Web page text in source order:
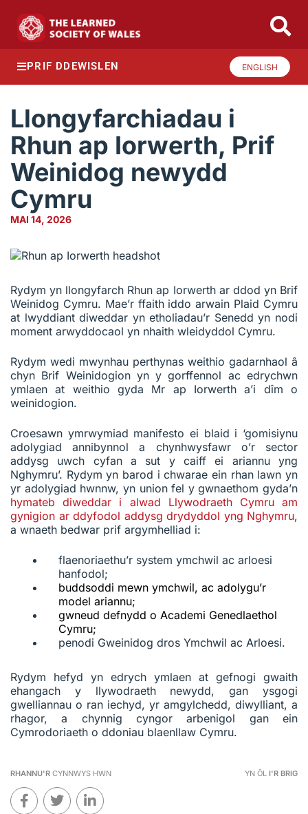
PRIF DDEWISLEN ENGLISH
Llongyfarchiadau i
Rhun ap Iorwerth, Prif
Weinidog newydd
Cymru
MAI 14, 2026
Rydym yn llongyfarch Rhun ap Iorwerth ar ddod yn Brif
Weinidog Cymru. Mae’r ffaith iddo arwain Plaid Cymru
at lwyddiant diweddar yn etholiadau’r Senedd yn nodi
moment arwyddocaol yn nhaith wleidyddol Cymru.
Rydym wedi mwynhau perthynas weithio gadarnhaol â
chyn Brif Weinidogion yn y gorffennol ac edrychwn
ymlaen at weithio gyda Mr ap Iorwerth a’i dîm o
weinidogion.
Croesawn ymrwymiad manifesto ei blaid i ‘gomisiynu
adolygiad annibynnol a chynhwysfawr o’r sector
addysg uwch cyfan a sut y caiff ei ariannu yng
Nghymru’. Rydym yn barod i chwarae ein rhan lawn yn
yr adolygiad hwnnw, yn union fel y gwnaethom gyda’n
hymateb diweddar i alwad Llywodraeth Cymru am
gynigion ar ddyfodol addysg drydyddol yng Nghymru,
a wnaeth bedwar prif argymhelliad i:
flaenoriaethu’r system ymchwil ac arloesi
hanfodol;
buddsoddi mewn ymchwil, ac adolygu’r
model ariannu;
gwneud defnydd o Academi Genedlaethol
Cymru;
penodi Gweinidog dros Ymchwil ac Arloesi.
Rydym hefyd yn edrych ymlaen at gefnogi gwaith
ehangach y llywodraeth newydd, gan ysgogi
gwelliannau o ran iechyd, yr amgylchedd, diwylliant, a
rhagor, a chynnig cyngor arbenigol gan ein
Cymrodoriaeth o ddoniau blaenllaw Cymru.
RHANNU'R CYNNWYS HWN YN ÔL I'R BRIG